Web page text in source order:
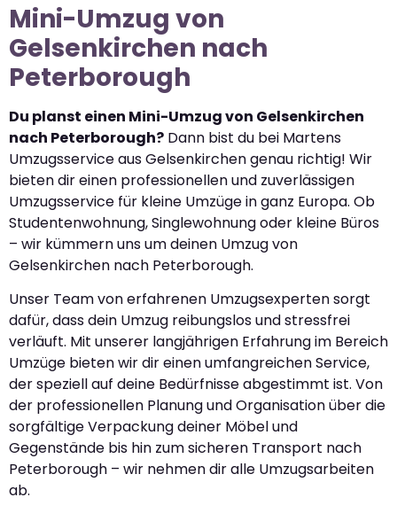
Mini-Umzug von
Gelsenkirchen nach
Peterborough
Du planst einen Mini-Umzug von Gelsenkirchen
nach Peterborough? Dann bist du bei Martens
Umzugsservice aus Gelsenkirchen genau richtig! Wir
bieten dir einen professionellen und zuverlässigen
Umzugsservice für kleine Umzüge in ganz Europa. Ob
Studentenwohnung, Singlewohnung oder kleine Büros
– wir kümmern uns um deinen Umzug von
Gelsenkirchen nach Peterborough.
Unser Team von erfahrenen Umzugsexperten sorgt
dafür, dass dein Umzug reibungslos und stressfrei
verläuft. Mit unserer langjährigen Erfahrung im Bereich
Umzüge bieten wir dir einen umfangreichen Service,
der speziell auf deine Bedürfnisse abgestimmt ist. Von
der professionellen Planung und Organisation über die
sorgfältige Verpackung deiner Möbel und
Gegenstände bis hin zum sicheren Transport nach
Peterborough – wir nehmen dir alle Umzugsarbeiten
ab.